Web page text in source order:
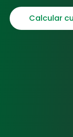
Calcular